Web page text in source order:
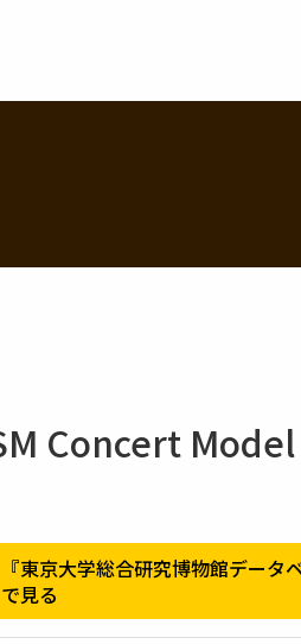
Concert Model
『東京大学総合研究博物館データ
で見る